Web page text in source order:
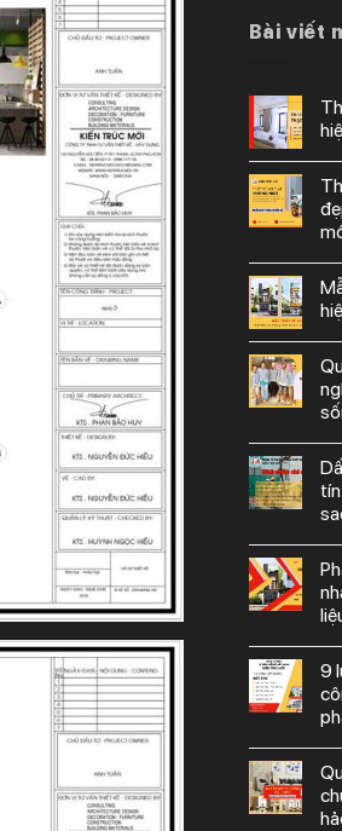
Bài viết
thi công trần thạch cao đẹp
thiết kế nội thất phòng ngủ
mẫu thiết kế nhà 3 tầng đẹp
quy hoạch pháp lý: kinh
dấu hiệu nhà thầu thi công uy
phá giải bài toán đơn giá xây
9 lưu ý sống còn trong thi
quy trình thi công nội thất